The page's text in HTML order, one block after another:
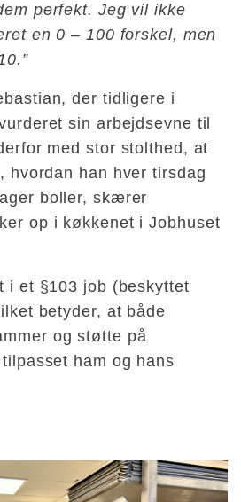
perfekt. Jeg vil ikke
en 0 – 100 forskel, men
der tidligere i
sin arbejdsevne til
med stor stolthed, at
hvordan han hver tirsdag
boller, skærer
op i køkkenet i Jobhuset
i et §103 job (beskyttet
betyder, at både
og støtte på
ham og hans